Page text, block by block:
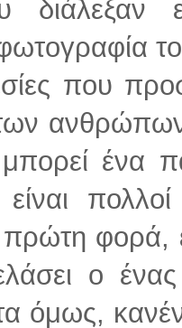
που
μπορεί ένα
πρώτη
ο
όμως,